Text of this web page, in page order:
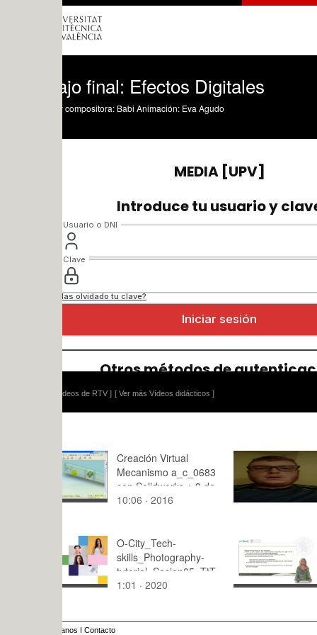
final: Efectos Digitales
compositora: Babi Animación: Eva Agudo
[ Ver más Vídeos didácticos ]
Creación Virtual
Mecanismo a_c_0683
con Solidworks ¿ 3 de
10:06 · 2016
Video
1:13 · 2018
O-City_Tech-
skills_Photography-
tutorial_Sesion05_TtT
_A01
1:01 · 2020
Interés
civil foral
9:47 · 2013